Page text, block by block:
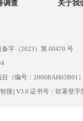
调查 关于我
字（2023）第 00470 号
（编号：2006BAH03B01
搜] V3.0 证书号：软著登字